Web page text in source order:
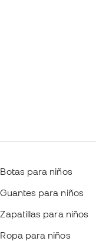
Botas para niños
Guantes para niños
Zapatillas para niños
Ropa para niños